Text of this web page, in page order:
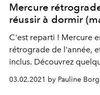
Mercure
réussir à dormir
C'est reparti ! Mercure
rétrograde de l'année,
inclus. Découvrez
sommeil perturbé.
03.02.2021 by Pauline